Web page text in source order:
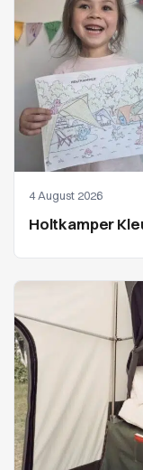
4 August 2026
Holtkamper